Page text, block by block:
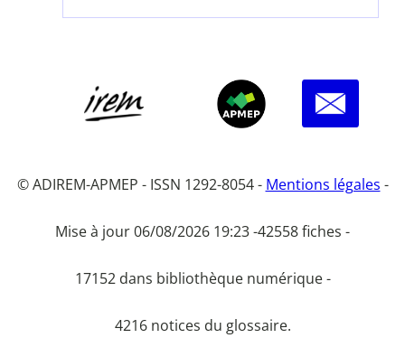
© ADIREM-APMEP - ISSN 1292-8054 - Mentions légales -
Mise à jour 06/08/2026 19:23 -42558 fiches -
17152 dans bibliothèque numérique -
4216 notices du glossaire.